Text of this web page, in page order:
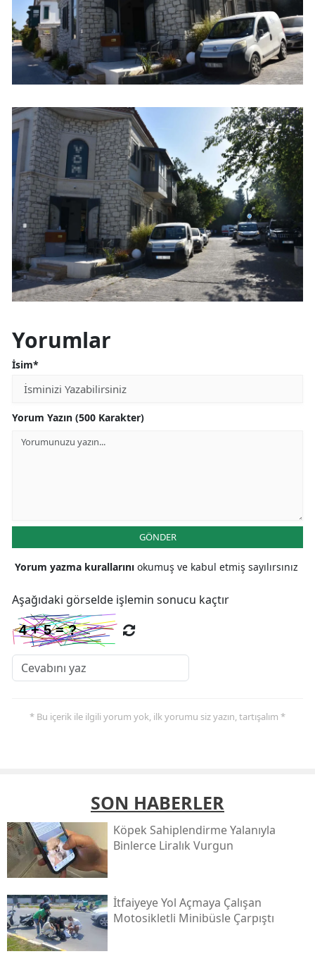
Yorumlar
İsim*
Yorum Yazın (500 Karakter)
GÖNDER
Yorum yazma kurallarını okumuş ve kabul etmiş sayılırsınız
Aşağıdaki görselde işlemin sonucu kaçtır
* Bu içerik ile ilgili yorum yok, ilk yorumu siz yazın, tartışalım *
SON HABERLER
Köpek Sahiplendirme Yalanıyla
Binlerce Liralık Vurgun
İtfaiyeye Yol Açmaya Çalışan
Motosikletli Minibüsle Çarpıştı